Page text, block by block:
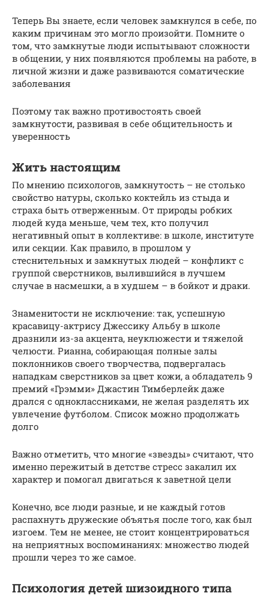
Теперь Вы знаете, если человек замкнулся в себе, по
каким причинам это могло произойти. Помните о
том, что замкнутые люди испытывают сложности
в общении, у них появляются проблемы на работе, в
личной жизни и даже развиваются соматические
заболевания
Поэтому так важно противостоять своей
замкнутости, развивая в себе общительность и
уверенность
Жить настоящим
По мнению психологов, замкнутость – не столько
свойство натуры, сколько коктейль из стыда и
страха быть отверженным. От природы робких
людей куда меньше, чем тех, кто получил
негативный опыт в коллективе: в школе, институте
или секции. Как правило, в прошлом у
стеснительных и замкнутых людей – конфликт с
группой сверстников, вылившийся в лучшем
случае в насмешки, а в худшем – в бойкот и драки.
Знаменитости не исключение: так, успешную
красавицу-актрису Джессику Альбу в школе
дразнили из-за акцента, неуклюжести и тяжелой
челюсти. Рианна, собирающая полные залы
поклонников своего творчества, подвергалась
нападкам сверстников за цвет кожи, а обладатель 9
премий «Грэмми» Джастин Тимберлейк даже
дрался с одноклассниками, не желая разделять их
увлечение футболом. Список можно продолжать
долго
Важно отметить, что многие «звезды» считают, что
именно пережитый в детстве стресс закалил их
характер и помогал двигаться к заветной цели
Конечно, все люди разные, и не каждый готов
распахнуть дружеские объятья после того, как был
изгоем. Тем не менее, не стоит концентрироваться
на неприятных воспоминаниях: множество людей
прошли через то же самое.
Психология детей шизоидного типа